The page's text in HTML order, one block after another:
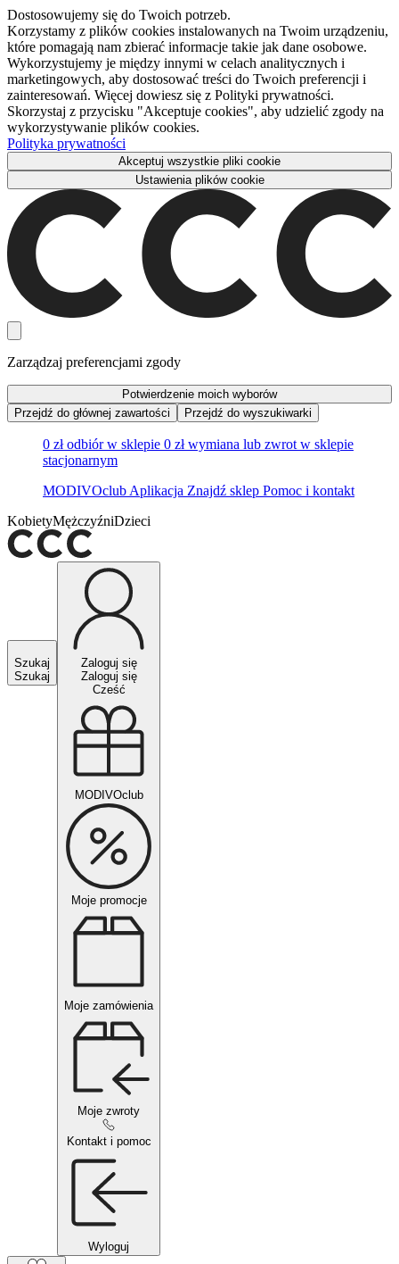
Dostosowujemy się do Twoich potrzeb.
Korzystamy z plików cookies instalowanych na Twoim urządzeniu,
które pomagają nam zbierać informacje takie jak dane osobowe.
Wykorzystujemy je między innymi w celach analitycznych i
marketingowych, aby dostosować treści do Twoich preferencji i
zainteresowań. Więcej dowiesz się z Polityki prywatności.
Skorzystaj z przycisku "Akceptuje cookies", aby udzielić zgody na
wykorzystywanie plików cookies.
Polityka prywatności
Akceptuj wszystkie pliki cookie
Ustawienia plików cookie
Zarządzaj preferencjami zgody
Potwierdzenie moich wyborów
Przejdź do głównej zawartości
Przejdź do wyszukiwarki
0 zł odbiór w sklepie 0 zł wymiana lub zwrot w sklepie
stacjonarnym
MODIVOclub Aplikacja Znajdź sklep Pomoc i kontakt
KobietyMężczyźniDzieci
Szukaj
Szukaj
Zaloguj się
Zaloguj się
Cześć
MODIVOclub
Moje promocje
Moje zamówienia
Moje zwroty
Kontakt i pomoc
Wyloguj